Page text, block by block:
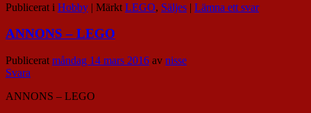
Publicerat i Hobby | Märkt LEGO, Säljes | Lämna ett svar
ANNONS – LEGO
Publicerat måndag 14 mars 2016 av nisse
Svara
ANNONS – LEGO